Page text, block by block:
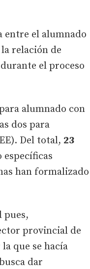
entre el alumnado
relación de
el proceso
alumnado con
dos para
Del total, 23
específicas
han formalizado
pues,
provincial de
que se hacía
dar